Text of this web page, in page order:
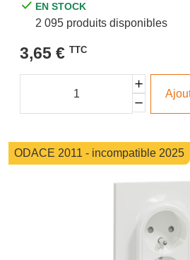
EN STOCK
2 095 produits disponibles
3,65 € TTC
ODACE 2011 - incompatible 2025